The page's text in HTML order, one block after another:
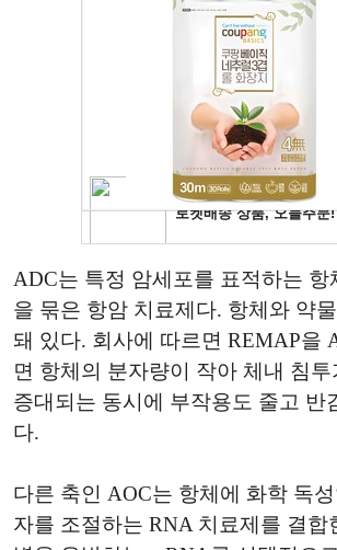
ADC는 특정 암세포를 표적하는 항
을 묶은 항암 치료제다. 항체와 약
돼 있다. 회사에 따르면 REMAP을
면 항체의 분자량이 작아 체내 침투
증대되는 동시에 부작용도 줄고 반
다.
다른 축인 AOC는 항체에 화학 독
자를 조절하는 RNA 치료제를 결합